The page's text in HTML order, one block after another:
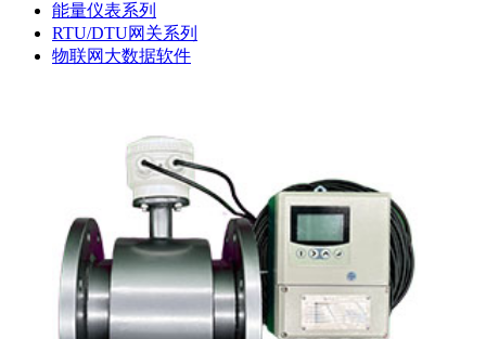
能量仪表系列
RTU/DTU网关系列
物联网大数据软件